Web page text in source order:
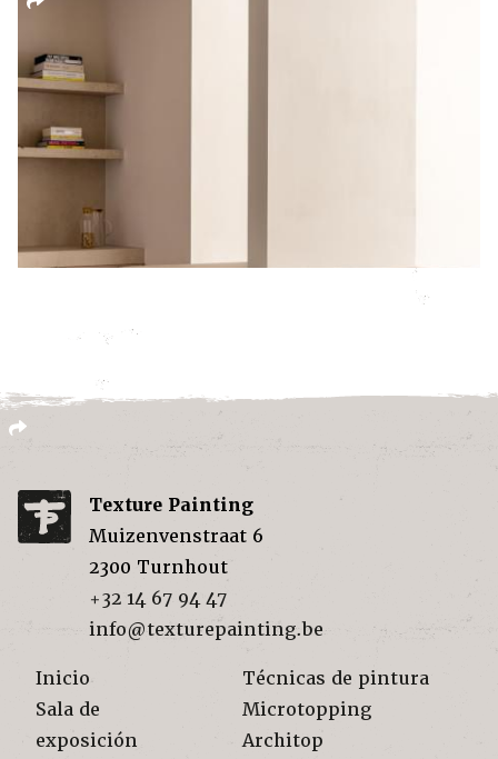
Texture Painting
Muizenvenstraat 6
2300 Turnhout
+32 14 67 94 47
info@texturepainting.be
Inicio
Sala de
exposición
Técnicas de pintura
Microtopping
Architop